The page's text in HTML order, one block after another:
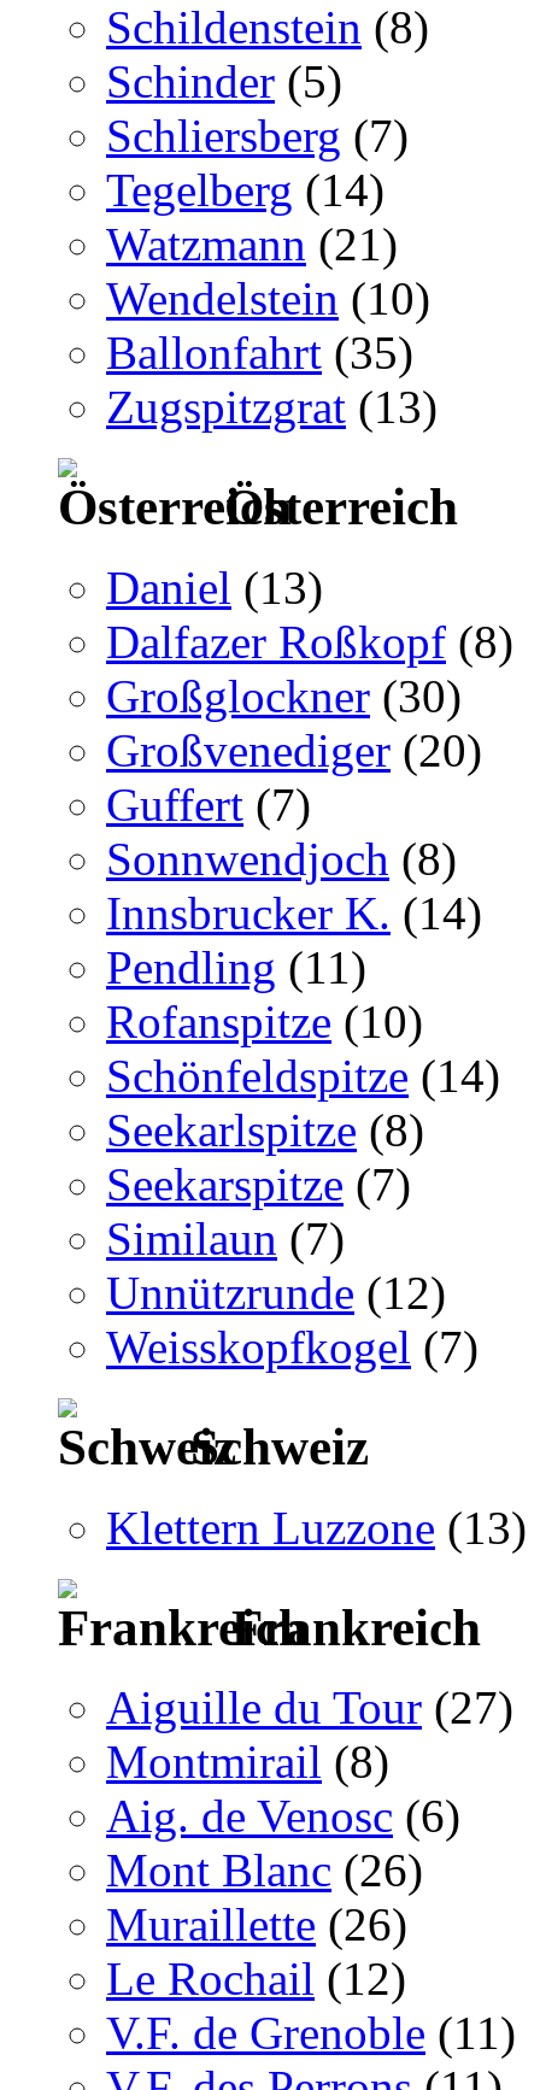
Schildenstein (8)
Schinder (5)
Schliersberg (7)
Tegelberg (14)
Watzmann (21)
Wendelstein (10)
Ballonfahrt (35)
Zugspitzgrat (13)
Österreich
Daniel (13)
Dalfazer Roßkopf (8)
Großglockner (30)
Großvenediger (20)
Guffert (7)
Sonnwendjoch (8)
Innsbrucker K. (14)
Pendling (11)
Rofanspitze (10)
Schönfeldspitze (14)
Seekarlspitze (8)
Seekarspitze (7)
Similaun (7)
Unnützrunde (12)
Weisskopfkogel (7)
Schweiz
Klettern Luzzone (13)
Frankreich
Aiguille du Tour (27)
Montmirail (8)
Aig. de Venosc (6)
Mont Blanc (26)
Muraillette (26)
Le Rochail (12)
V.F. de Grenoble (11)